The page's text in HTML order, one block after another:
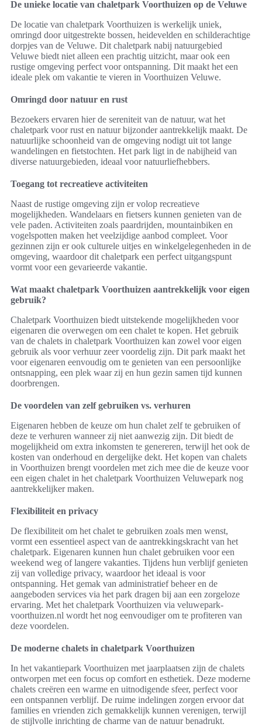
De unieke locatie van chaletpark Voorthuizen op de Veluwe
De locatie van chaletpark Voorthuizen is werkelijk uniek,
omringd door uitgestrekte bossen, heidevelden en schilderachtige
dorpjes van de Veluwe. Dit chaletpark nabij natuurgebied
Veluwe biedt niet alleen een prachtig uitzicht, maar ook een
rustige omgeving perfect voor ontspanning. Dit maakt het een
ideale plek om vakantie te vieren in Voorthuizen Veluwe.
Omringd door natuur en rust
Bezoekers ervaren hier de sereniteit van de natuur, wat het
chaletpark voor rust en natuur bijzonder aantrekkelijk maakt. De
natuurlijke schoonheid van de omgeving nodigt uit tot lange
wandelingen en fietstochten. Het park ligt in de nabijheid van
diverse natuurgebieden, ideaal voor natuurliefhebbers.
Toegang tot recreatieve activiteiten
Naast de rustige omgeving zijn er volop recreatieve
mogelijkheden. Wandelaars en fietsers kunnen genieten van de
vele paden. Activiteiten zoals paardrijden, mountainbiken en
vogelspotten maken het veelzijdige aanbod compleet. Voor
gezinnen zijn er ook culturele uitjes en winkelgelegenheden in de
omgeving, waardoor dit chaletpark een perfect uitgangspunt
vormt voor een gevarieerde vakantie.
Wat maakt chaletpark Voorthuizen aantrekkelijk voor eigen
gebruik?
Chaletpark Voorthuizen biedt uitstekende mogelijkheden voor
eigenaren die overwegen om een chalet te kopen. Het gebruik
van de chalets in chaletpark Voorthuizen kan zowel voor eigen
gebruik als voor verhuur zeer voordelig zijn. Dit park maakt het
voor eigenaren eenvoudig om te genieten van een persoonlijke
ontsnapping, een plek waar zij en hun gezin samen tijd kunnen
doorbrengen.
De voordelen van zelf gebruiken vs. verhuren
Eigenaren hebben de keuze om hun chalet zelf te gebruiken of
deze te verhuren wanneer zij niet aanwezig zijn. Dit biedt de
mogelijkheid om extra inkomsten te genereren, terwijl het ook de
kosten van onderhoud en dergelijke dekt. Het kopen van chalets
in Voorthuizen brengt voordelen met zich mee die de keuze voor
een eigen chalet in het chaletpark Voorthuizen Veluwepark nog
aantrekkelijker maken.
Flexibiliteit en privacy
De flexibiliteit om het chalet te gebruiken zoals men wenst,
vormt een essentieel aspect van de aantrekkingskracht van het
chaletpark. Eigenaren kunnen hun chalet gebruiken voor een
weekend weg of langere vakanties. Tijdens hun verblijf genieten
zij van volledige privacy, waardoor het ideaal is voor
ontspanning. Het gemak van administratief beheer en de
aangeboden services via het park dragen bij aan een zorgeloze
ervaring. Met het chaletpark Voorthuizen via veluwepark-
voorthuizen.nl wordt het nog eenvoudiger om te profiteren van
deze voordelen.
De moderne chalets in chaletpark Voorthuizen
In het vakantiepark Voorthuizen met jaarplaatsen zijn de chalets
ontworpen met een focus op comfort en esthetiek. Deze moderne
chalets creëren een warme en uitnodigende sfeer, perfect voor
een ontspannen verblijf. De ruime indelingen zorgen ervoor dat
families en vrienden zich gemakkelijk kunnen verenigen, terwijl
de stijlvolle inrichting de charme van de natuur benadrukt.